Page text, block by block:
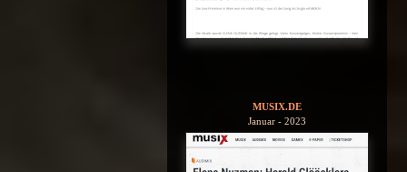
MUSIX.DE
Januar - 2023